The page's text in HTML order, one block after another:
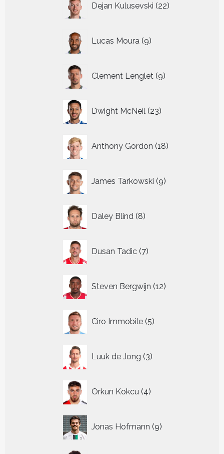
Dejan Kulusevski 22
producten
Lucas Moura 9
producten
Clement Lenglet 9
producten
Dwight McNeil 23
producten
Anthony Gordon 18
producten
James Tarkowski 9
producten
Daley Blind 8
producten
Dusan Tadic 7
producten
Steven Bergwijn 12
producten
Ciro Immobile 5
producten
Luuk de Jong 3
producten
Orkun Kokcu 4
producten
Jonas Hofmann 9
producten